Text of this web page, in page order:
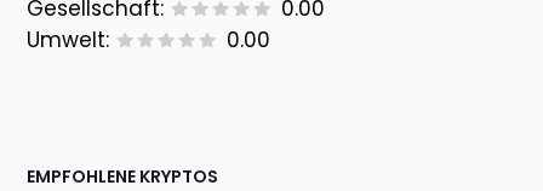
Gesellschaft:
0.00
Umwelt:
0.00
EMPFOHLENE KRYPTOS